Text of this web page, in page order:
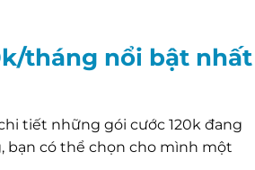
tháng nổi bật nhất
tiết những gói cước 120k đang
bạn có thể chọn cho mình một